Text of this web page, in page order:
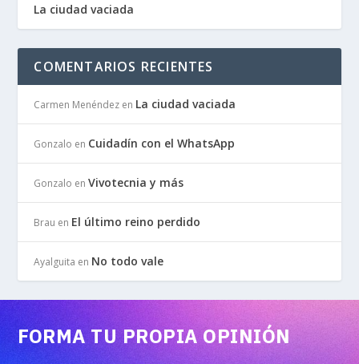
La ciudad vaciada
COMENTARIOS RECIENTES
Carmen Menéndez en La ciudad vaciada
Gonzalo en Cuidadín con el WhatsApp
Gonzalo enVivotecnia y más
Brau en El último reino perdido
Ayalguita en No todo vale
FORMA TU PROPIA OPINIÓN